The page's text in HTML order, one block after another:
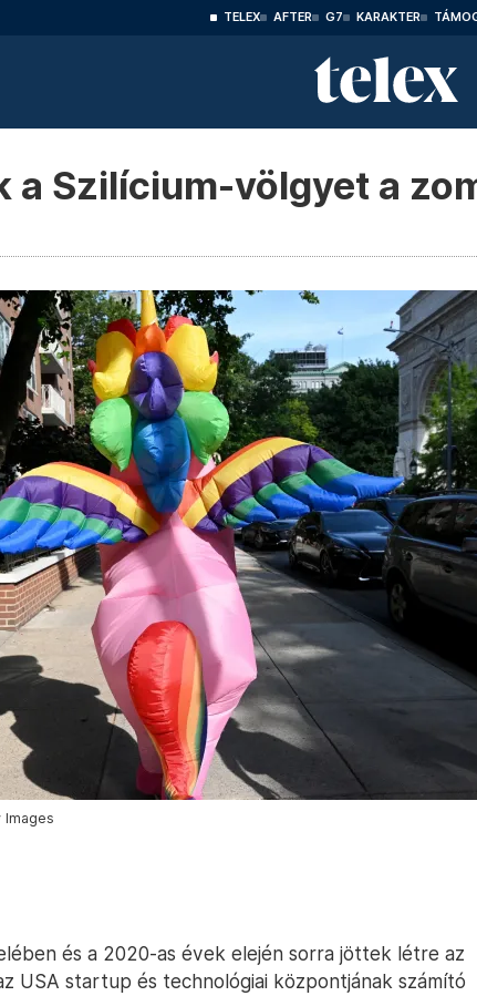
TELEX AFTER G7 KARAKTER
a Szilícium-völgyet a
és a 2020-as évek elején sorra jöttek létre az
USA startup és technológiai központjának számító